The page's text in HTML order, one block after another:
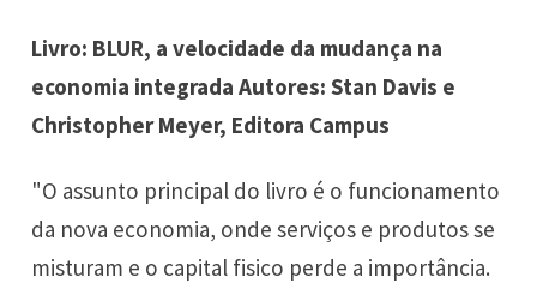
Livro: BLUR, a velocidade da mudança na
economia integrada Autores: Stan Davis e
Christopher Meyer, Editora Campus
"O assunto principal do livro é o funcionamento
da nova economia, onde serviços e produtos se
misturam e o capital fisico perde a importância.